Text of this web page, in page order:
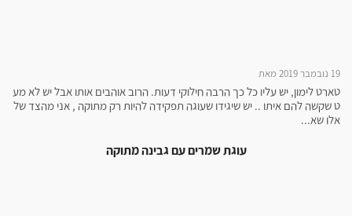
19 נובמבר 2019 מאת
טארט לימון, יש עליו כל כך הרבה חילוקי דעות. הרוב אוהבים אותו אבל יש לא מע
ט שקשה להם איתו .. יש שיגידו שעוגה תפקידה להיות רק מתוקה , אני מהצד של
אלו שא...
עוגת שמרים עם גבינה מתוקה